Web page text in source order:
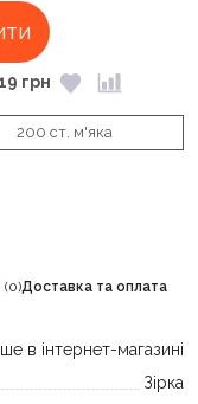
грн
200 ст. м'яка
(0)Доставка та оплата
в інтернет-магазині
Зірка